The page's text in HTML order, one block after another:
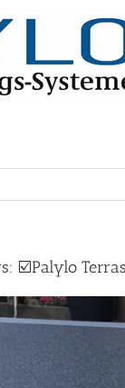
☑️Palylo